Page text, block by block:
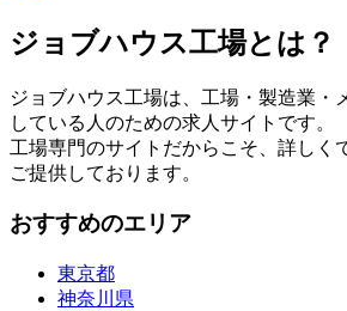
ジョブハウス工場とは？
ジョブハウス工場は、工場・製造業・
している人のための求人サイトです。
工場専門のサイトだからこそ、詳しく
ご提供しております。
おすすめのエリア
東京都
神奈川県